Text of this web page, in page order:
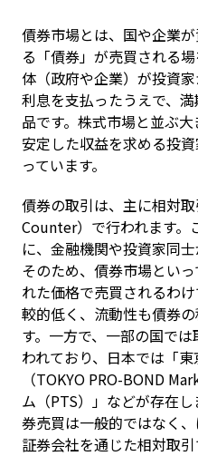
債券市場とは、国や企業
る「債券」が売買される
体（政府や企業）が投資
利息を支払ったうえで、
品です。株式市場と並ぶ
安定した収益を求める投
っています。
債券の取引は、主に相対
Counter）で行われます。
に、金融機関や投資家同
そのため、債券市場とい
れた価格で売買されるわ
較的低く、流動性も債券
す。一方で、一部の国で
われており、日本では「
（TOKYO PRO-BOND
ム（PTS）」などが存在
券売買は一般的ではなく
証券会社を通じた相対取引